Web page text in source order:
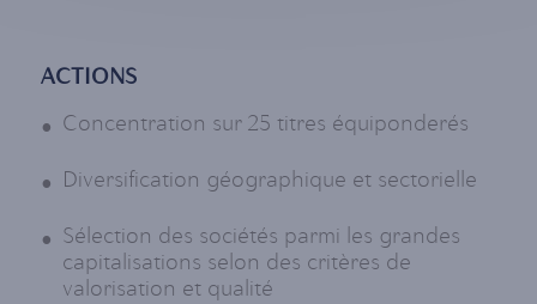
ACTIONS
Concentration sur 25 titres équiponderés
Diversification géographique et sectorielle
Sélection des sociétés parmi les grandes
capitalisations selon des critères de
valorisation et qualité